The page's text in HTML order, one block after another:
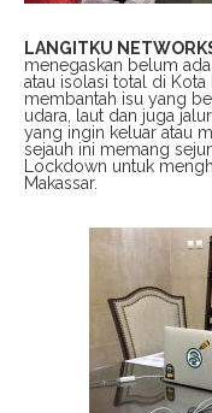
LANGITKU
menegaskan belum
atau isolasi total di Kota
membantah isu yang
udara, laut dan juga
yang ingin keluar atau
sejauh ini memang
Lockdown untuk
Makassar.